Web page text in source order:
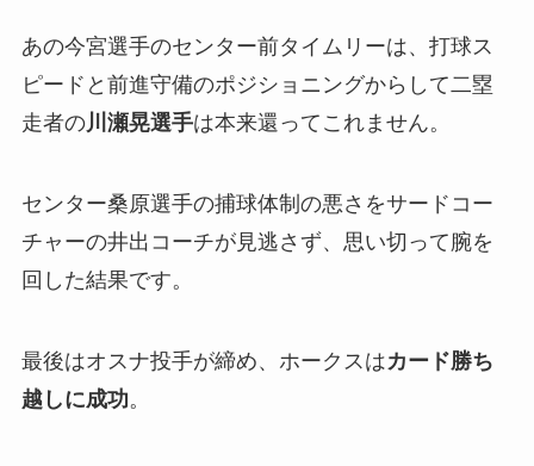
あの今宮選手のセンター前タイムリーは、打球ス
ピードと前進守備のポジショニングからして二塁
走者の川瀬晃選手は本来還ってこれません。
センター桑原選手の捕球体制の悪さをサードコー
チャーの井出コーチが見逃さず、思い切って腕を
回した結果です。
最後はオスナ投手が締め、ホークスはカード勝ち
越しに成功。